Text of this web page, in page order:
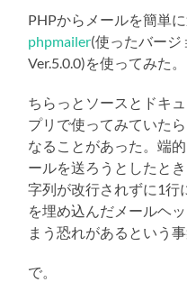
PHPからメールを簡単
phpmailer(使ったバー
Ver.5.0.0)を使ってみた。
ちらっとソースとドキ
プリで使ってみていた
なることがあった。端
ールを送ろうとしたと
字列が改行されずに1行
を埋め込んだメールヘ
まう恐れがあるという
で。